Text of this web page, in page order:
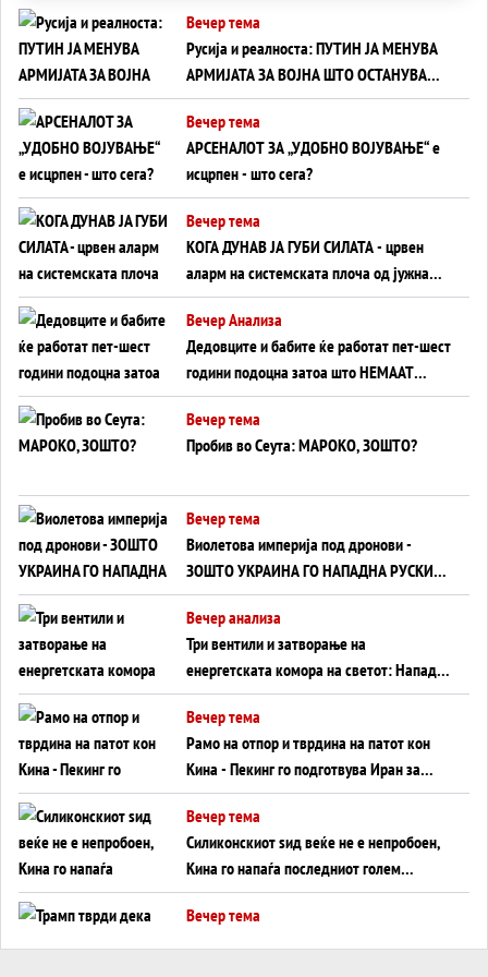
Вечер тема
Русија и реалноста: ПУТИН ЈА МЕНУВА
АРМИЈАТА ЗА ВОЈНА ШТО ОСТАНУВА
БЕЗ ФРОНТ
Вечер тема
АРСЕНАЛОТ ЗА „УДОБНО ВОЈУВАЊЕ“ е
исцрпен - што сега?
Вечер тема
КОГА ДУНАВ ЈА ГУБИ СИЛАТА - црвен
аларм на системската плоча од јужна
Германија до Црното Море...
Вечер Анализа
Дедовците и бабите ќе работат пет-шест
години подоцна затоа што НЕМААТ
ВНУЦИ ДА ГИ ЗАМЕНАТ
Вечер тема
Пробив во Сеута: МАРОКО, ЗОШТО?
Вечер тема
Виолетова империја под дронови -
ЗОШТО УКРАИНА ГО НАПАДНА РУСКИОТ
WILDBERRIES
Вечер анализа
Три вентили и затворање на
енергетската комора на светот: Нападот
во Суец најавува глобален енергетски
инфаркт?
Вечер тема
Рамо на отпор и тврдина на патот кон
Кина - Пекинг го подготвува Иран за
американска копнена инвазија
Вечер тема
Силиконскиот ѕид веќе не е непробоен,
Кина го напаѓа последниот голем
монопол на Западот?
Вечер тема